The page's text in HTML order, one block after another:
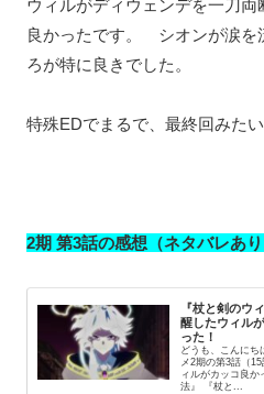
ウィルがディウェンデを一刀両
良かったです。 シオンが涙を
ろが特に良きでした。
特殊EDでまるで、最終回みたい
2期 第3話の感想（ネタバレあり
『杖と剣のウ
醒したウィル
った！
どうも、こんにち
メ2期の第3話（
ィルがカッコ良
法』 『杖と...